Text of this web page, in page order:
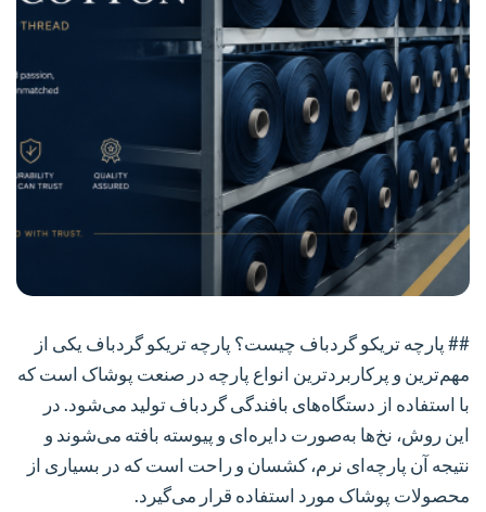
## پارچه تریکو گردباف چیست؟ پارچه تریکو گردباف یکی از
مهم‌ترین و پرکاربردترین انواع پارچه در صنعت پوشاک است که
با استفاده از دستگاه‌های بافندگی گردباف تولید می‌شود. در
این روش، نخ‌ها به‌صورت دایره‌ای و پیوسته بافته می‌شوند و
نتیجه آن پارچه‌ای نرم، کشسان و راحت است که در بسیاری از
محصولات پوشاک مورد استفاده قرار می‌گیرد.